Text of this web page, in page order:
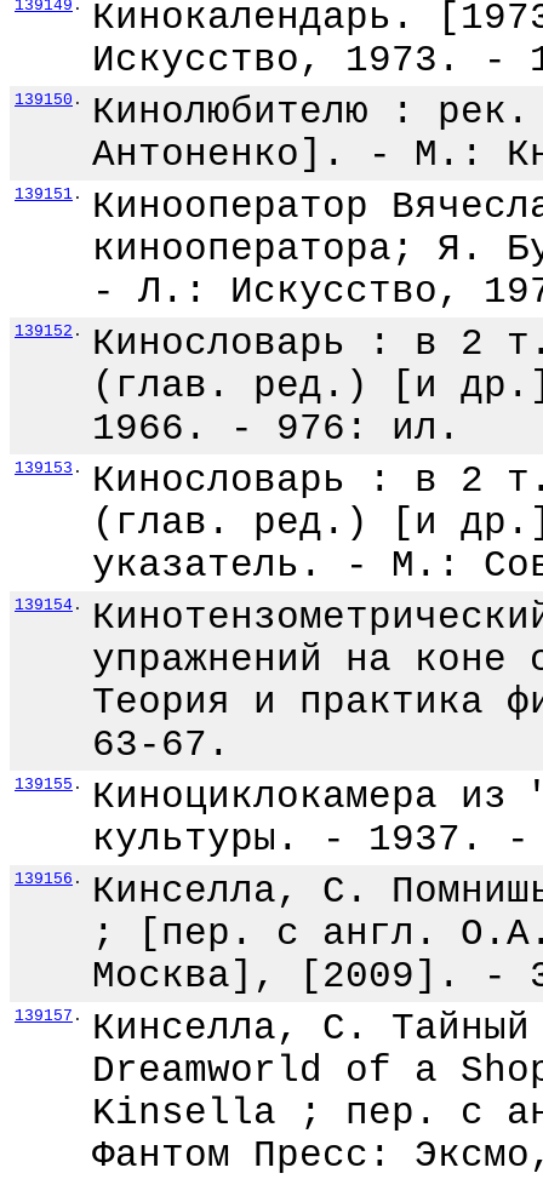
139149 .
Кинокалендарь.
Искусство, 1973.
139150 .
Кинолюбителю :
Антоненко]. - М.:
139151 .
Кинооператор
кинооператора; Я.
- Л.: Искусство,
139152 .
Кинословарь : в 2
(глав. ред.) [и
1966. - 976: ил.
139153 .
Кинословарь : в 2
(глав. ред.) [и
указатель. - М.:
139154 .
упражнений на
Теория и
63-67.
139155 .
Киноциклокамера
культуры. -
139156 .
Кинселла, С.
; [пер. с англ.
Москва], [2009]. -
139157 .
Кинселла, С.
Dreamworld of a
Kinsella ; пер. с
Фантом Пресс: